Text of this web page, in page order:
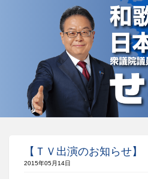
【ＴＶ出演のお知らせ】
2015年05月14日